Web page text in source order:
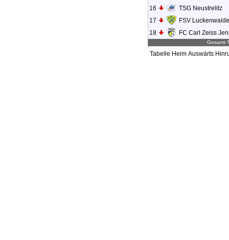
Tabelle Heim Auswärts
16
TSG Neustrelitz
17
FSV Luckenwalde
18
FC Carl Zeiss